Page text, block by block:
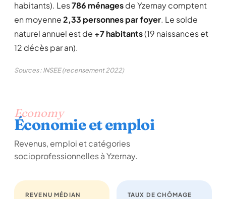
habitants). Les786 ménagesde Yzernay comptent
en moyenne2,33 personnes par foyer. Le solde
naturel annuel est de +7 habitants(19 naissances et
12 décès par an).
Sources : INSEE (recensement 2022)
Economy
Économie et emploi
Revenus, emploi et catégories
socioprofessionnelles à Yzernay.
REVENU MÉDIAN TAUX DE CHÔMAGE